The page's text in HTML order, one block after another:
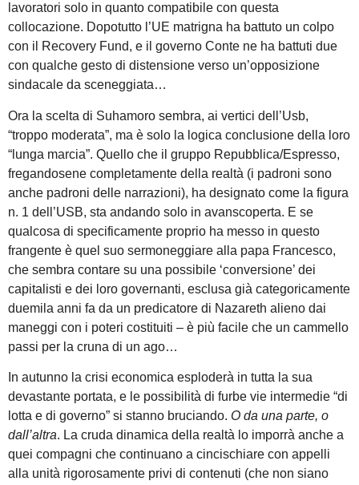
lavoratori solo in quanto compatibile con questa
collocazione. Dopotutto l’UE matrigna ha battuto un colpo
con il Recovery Fund, e il governo Conte ne ha battuti due
con qualche gesto di distensione verso un’opposizione
sindacale da sceneggiata…
Ora la scelta di Suhamoro sembra, ai vertici dell’Usb,
“troppo moderata”, ma è solo la logica conclusione della loro
“lunga marcia”. Quello che il gruppo Repubblica/Espresso,
fregandosene completamente della realtà (i padroni sono
anche padroni delle narrazioni), ha designato come la figura
n. 1 dell’USB, sta andando solo in avanscoperta. E se
qualcosa di specificamente proprio ha messo in questo
frangente è quel suo sermoneggiare alla papa Francesco,
che sembra contare su una possibile ‘conversione’ dei
capitalisti e dei loro governanti, esclusa già categoricamente
duemila anni fa da un predicatore di Nazareth alieno dai
maneggi con i poteri costituiti – è più facile che un cammello
passi per la cruna di un ago…
In autunno la crisi economica esploderà in tutta la sua
devastante portata, e le possibilità di furbe vie intermedie “di
lotta e di governo” si stanno bruciando. O da una parte, o
dall’altra. La cruda dinamica della realtà lo imporrà anche a
quei compagni che continuano a cincischiare con appelli
alla unità rigorosamente privi di contenuti (che non siano